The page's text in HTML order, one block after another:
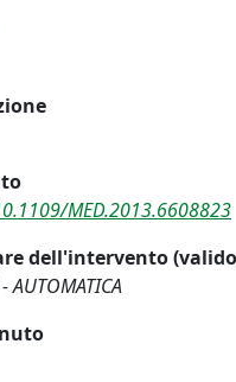
MED.2013.6608823
dell'intervento
AUTOMATICA